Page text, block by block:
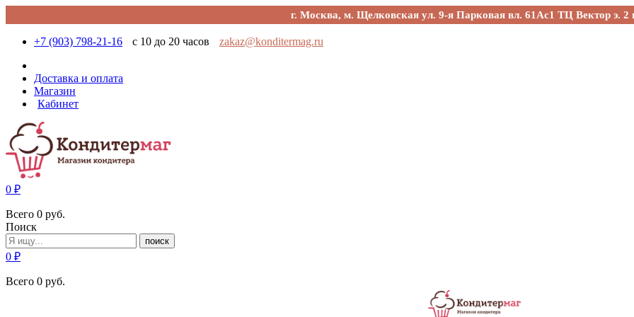
г. Москва, м. Щелковская ул. 9-я Парковая вл. 61Ас1 ТЦ Вектор э. 2
+7 (903) 798-21-16 с 10 до 20 часов zakaz@konditermag.ru
Доставка и оплата
Магазин
Кабинет
0 ₽
Всего 0 руб.
Поиск
поиск
0 ₽
Всего 0 руб.